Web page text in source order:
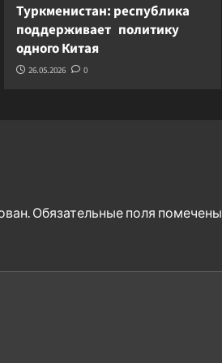
Туркменистан: республика
поддерживает политику
одного Китая
26.05.2026 0
Обязательные поля помечены